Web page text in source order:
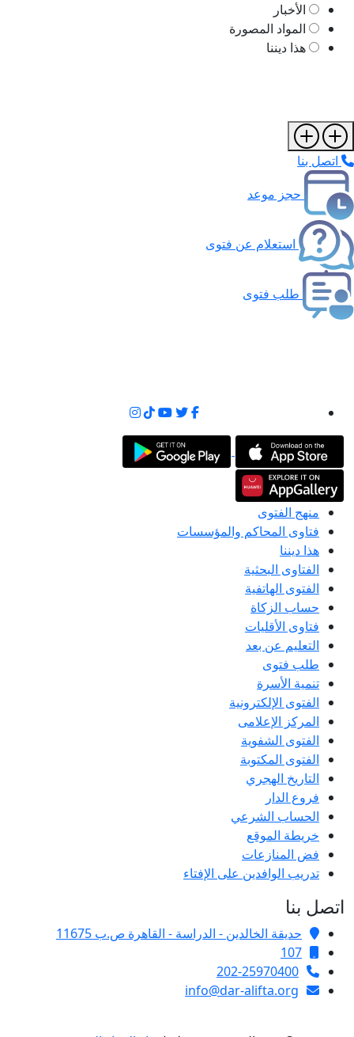
الأخبار
المواد المصورة
هذا ديننا
اتصل بنا
حجز موعد
استعلام عن فتوى
طلب فتوى
منهج الفتوى
فتاوى المحاكم والمؤسسات
هذا ديننا
الفتاوى البحثية
الفتوى الهاتفية
حساب الزكاة
فتاوى الأقليات
التعليم عن بعد
طلب فتوى
تنمية الأسرة
الفتوى الإلكترونية
المركز الإعلامى
الفتوى الشفوية
الفتوى المكتوبة
التاريخ الهجري
فروع الدار
الحساب الشرعي
خريطة الموقع
فض المنازعات
تدريب الوافدين على الإفتاء
اتصل بنا
حديقة الخالدين - الدراسة - القاهرة ص.ب 11675
107
202-25970400
info@dar-alifta.org